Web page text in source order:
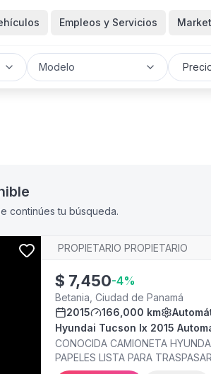
Empleos y Servicios
Modelo
continúes tu búsqueda.
PROPIETARIO PROPIETARIO
$ 7,450-4%
Betania, Ciudad de Panamá
2015
166,000 km
Hyundai Tucson Ix 2015
CONOCIDA CAMIONETA
PAPELES LISTA PARA